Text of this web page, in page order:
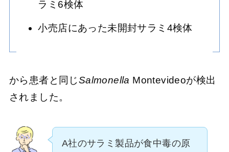
ラミ6検体
小売店にあった未開封サラミ4検体
から患者と同じSalmonella Montevideoが検出
されました。
A社のサラミ製品が食中毒の原